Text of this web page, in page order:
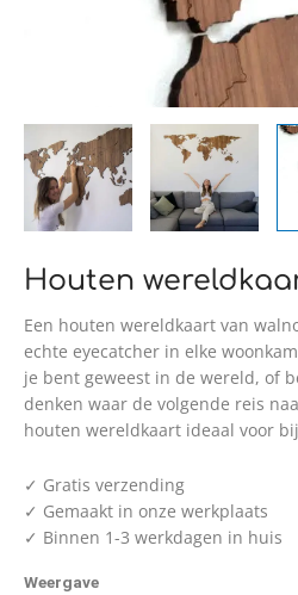
Houten
Een houten wereldkaart van
echte eyecatcher in elke
je bent geweest in de wereld, of
denken waar de volgende reis
houten wereldkaart ideaal voor
✓ Gratis verzending
✓ Gemaakt in onze werkplaats
✓ Binnen 1-3 werkdagen in huis
Weergave